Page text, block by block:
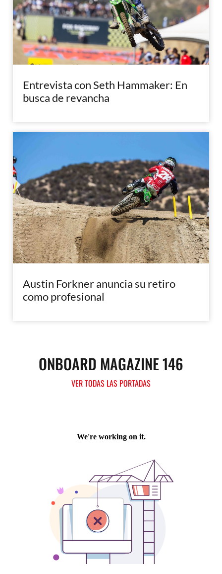
Entrevista con Seth Hammaker: En
busca de revancha
Austin Forkner anuncia su retiro
como profesional
ONBOARD MAGAZINE 146
VER TODAS LAS PORTADAS